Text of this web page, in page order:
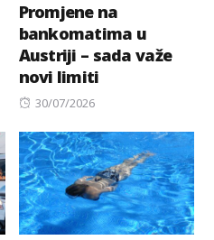
Promjene na
bankomatima u
Austriji – sada važe
novi limiti
Posted
30/07/2026